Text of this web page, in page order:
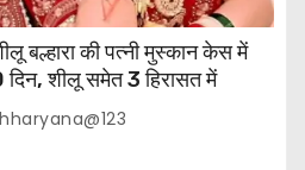
बल्हारा की पत्नी मुस्कान केस में
दिन, शीलू समेत 3 हिरासत में